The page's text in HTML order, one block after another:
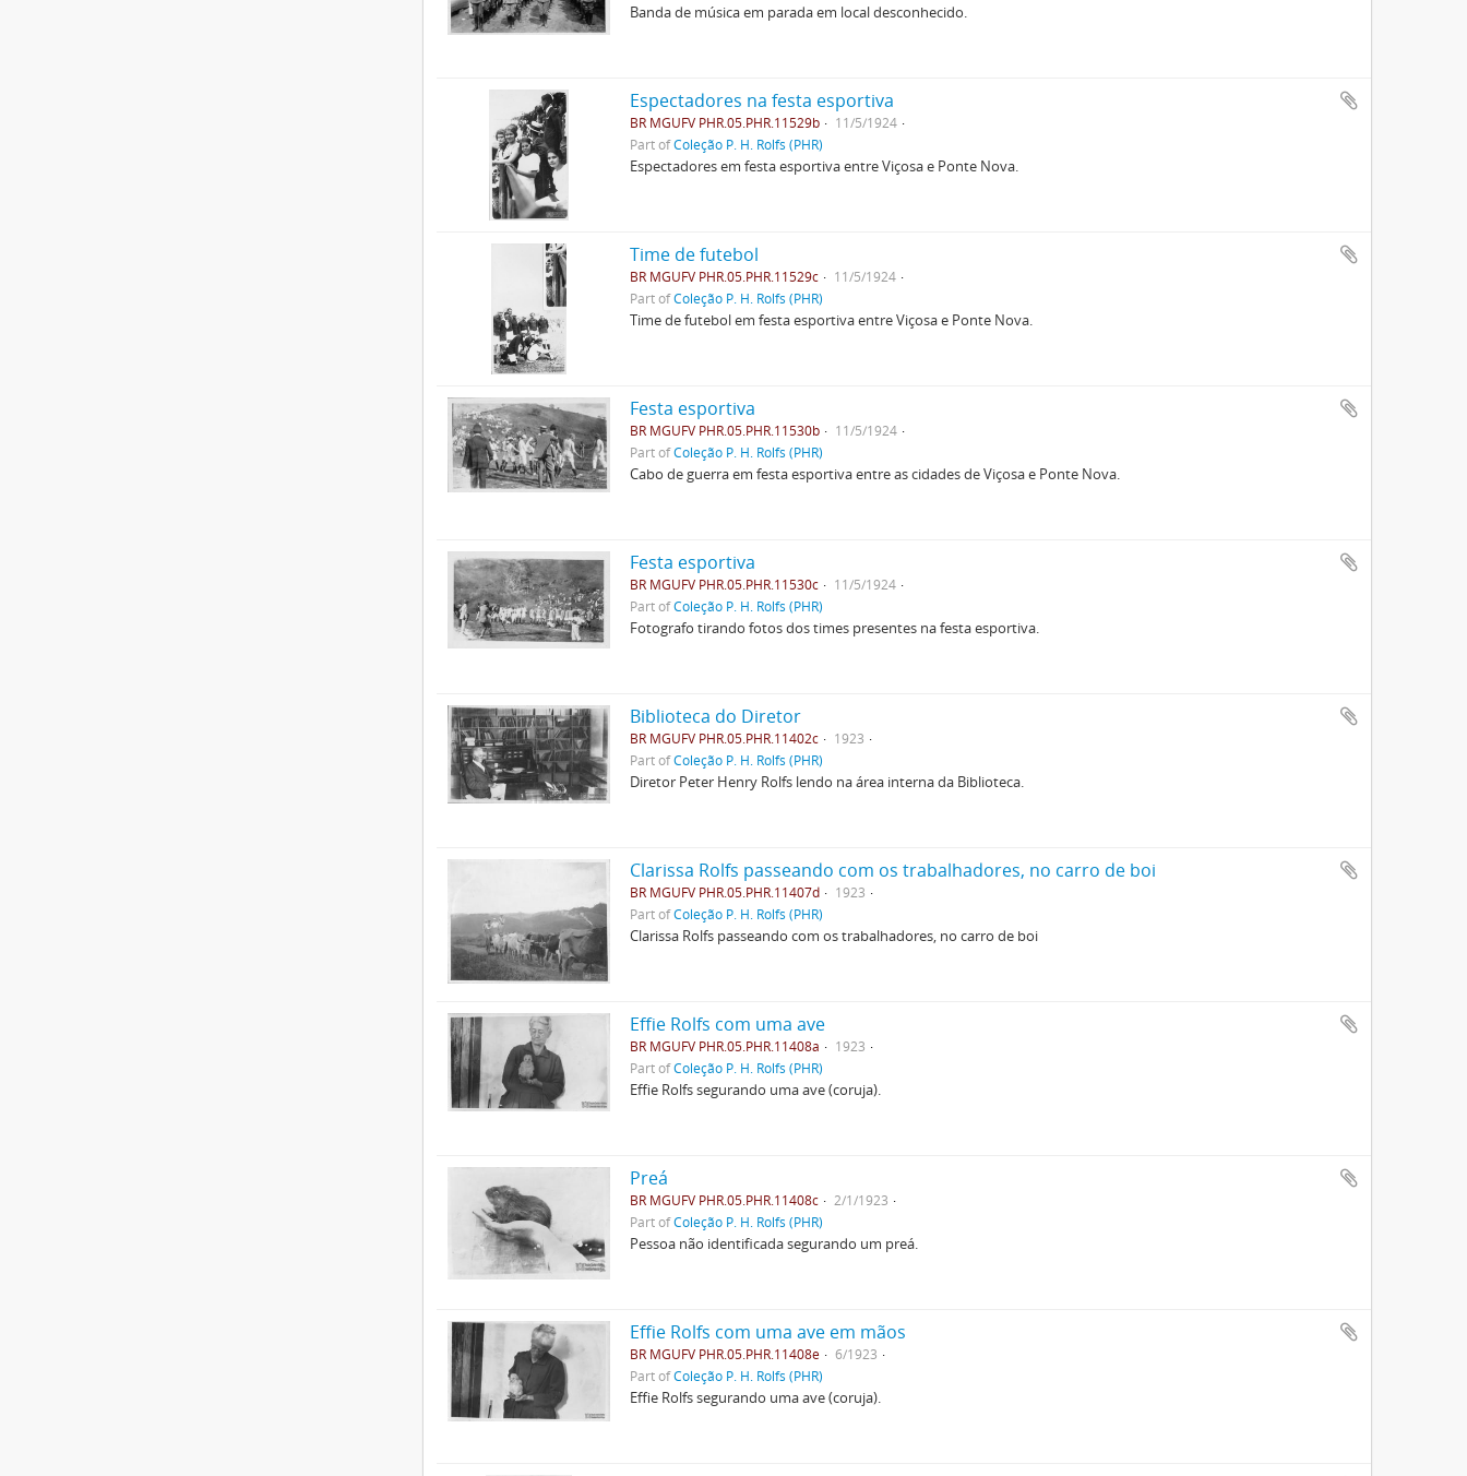
Banda de música em parada em local desconhecido.
Espectadores na festa esportiva
BR MGUFV PHR.05.PHR.11529b
11/5/1924
Part ofColeção P. H. Rolfs (PHR)
Espectadores em festa esportiva entre Viçosa e Ponte Nova.
Time de futebol
BR MGUFV PHR.05.PHR.11529c
11/5/1924
Part ofColeção P. H. Rolfs (PHR)
Time de futebol em festa esportiva entre Viçosa e Ponte Nova.
Festa esportiva
BR MGUFV PHR.05.PHR.11530b
11/5/1924
Part ofColeção P. H. Rolfs (PHR)
Cabo de guerra em festa esportiva entre as cidades de Viçosa e Ponte Nova.
Festa esportiva
BR MGUFV PHR.05.PHR.11530c
11/5/1924
Part ofColeção P. H. Rolfs (PHR)
Fotografo tirando fotos dos times presentes na festa esportiva.
Biblioteca do Diretor
BR MGUFV PHR.05.PHR.11402c
1923
Part ofColeção P. H. Rolfs (PHR)
Diretor Peter Henry Rolfs lendo na área interna da Biblioteca.
Clarissa Rolfs passeando com os trabalhadores, no carro de boi
BR MGUFV PHR.05.PHR.11407d
1923
Part ofColeção P. H. Rolfs (PHR)
Clarissa Rolfs passeando com os trabalhadores, no carro de boi
Effie Rolfs com uma ave
BR MGUFV PHR.05.PHR.11408a
1923
Part ofColeção P. H. Rolfs (PHR)
Effie Rolfs segurando uma ave (coruja).
Preá
BR MGUFV PHR.05.PHR.11408c
2/1/1923
Part ofColeção P. H. Rolfs (PHR)
Pessoa não identificada segurando um preá.
Effie Rolfs com uma ave em mãos
BR MGUFV PHR.05.PHR.11408e
6/1923
Part ofColeção P. H. Rolfs (PHR)
Effie Rolfs segurando uma ave (coruja).